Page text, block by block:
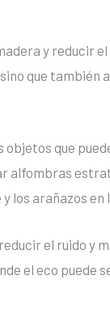
y reducir
que también
que
alfombras
arañazos en
el ruido y
el eco puede